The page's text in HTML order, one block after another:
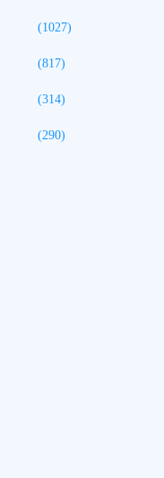
(1027)
(817)
(314)
(290)